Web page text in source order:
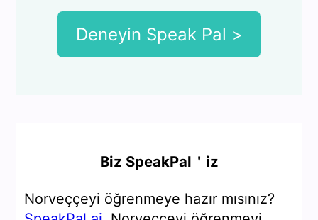
Deneyin Speak Pal >
Biz SpeakPal＇iz
Norveççeyi öğrenmeye hazır mısınız?